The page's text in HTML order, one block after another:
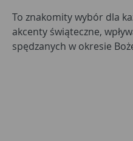
To znakomity wybór dla
akcenty świąteczne,
spędzanych w okresie